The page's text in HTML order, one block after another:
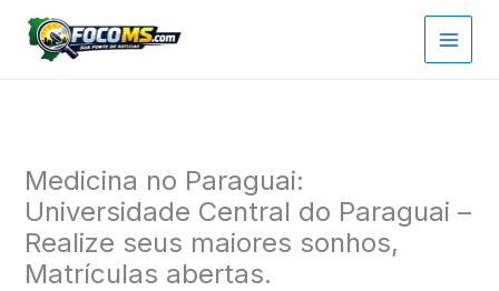
para
Medicina no Paraguai:
Universidade Central do Paraguai –
Realize seus maiores sonhos,
Matrículas abertas.